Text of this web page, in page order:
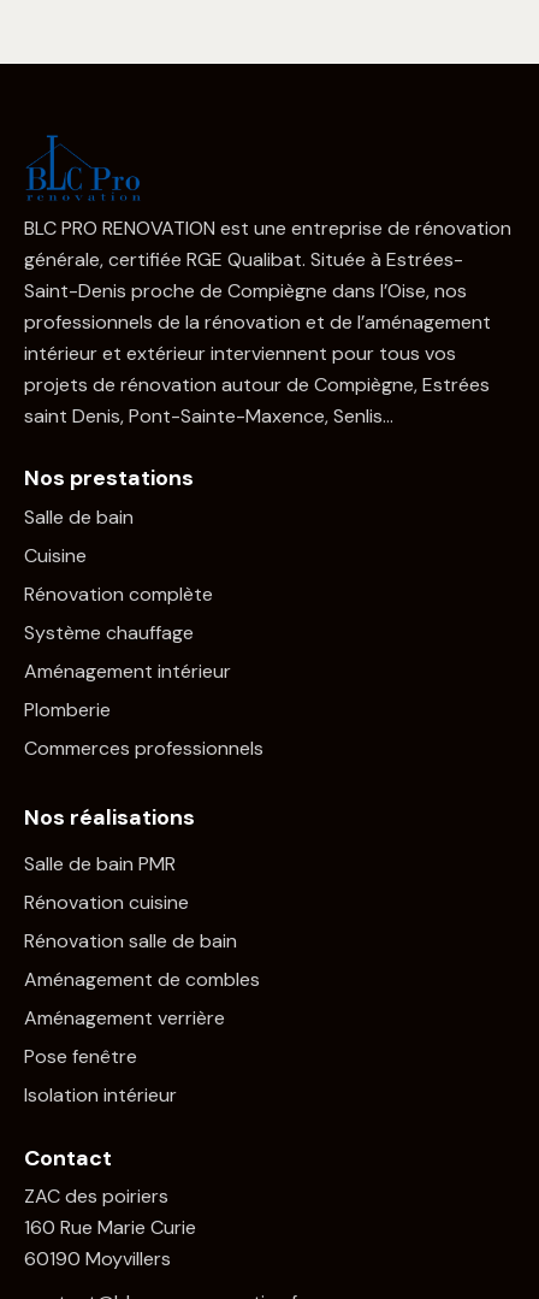
BLC PRO RENOVATION est une entreprise de rénovation
générale, certifiée RGE Qualibat. Située à Estrées-
Saint-Denis proche de Compiègne dans l’Oise, nos
professionnels de la rénovation et de l’aménagement
intérieur et extérieur interviennent pour tous vos
projets de rénovation autour de Compiègne, Estrées
saint Denis, Pont-Sainte-Maxence, Senlis…
Nos prestations
Salle de bain
Cuisine
Rénovation complète
Système chauffage
Aménagement intérieur
Plomberie
Commerces professionnels
Nos réalisations
Salle de bain PMR
Rénovation cuisine
Rénovation salle de bain
Aménagement de combles
Aménagement verrière
Pose fenêtre
Isolation intérieur
Contact
ZAC des poiriers
160 Rue Marie Curie
60190 Moyvillers